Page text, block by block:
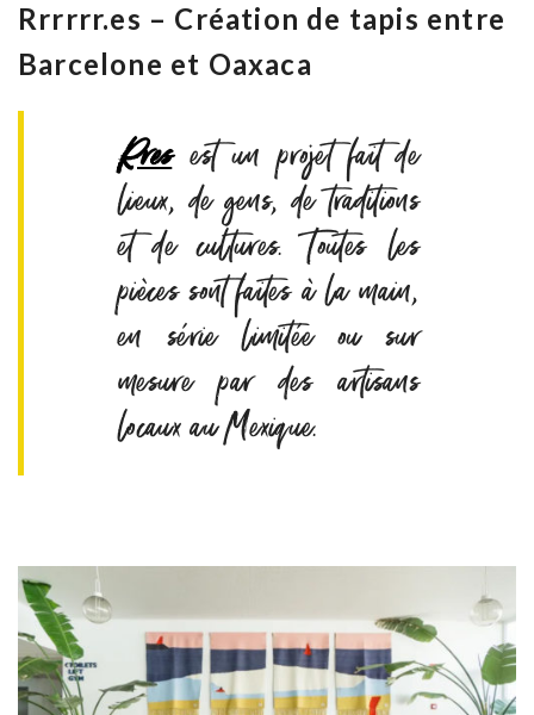
Rrrrrr.es – Création de tapis entre
Barcelone et Oaxaca
Rresest un projet fait de
lieux, de gens, de traditions
et de cultures. Toutes les
pièces sont faites à la main,
en série limitée ou sur
mesure par des artisans
locaux au Mexique.